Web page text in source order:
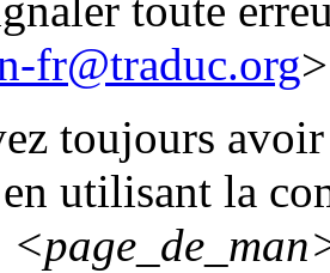
toute
fr@traduc.org
toujours
utilisant la